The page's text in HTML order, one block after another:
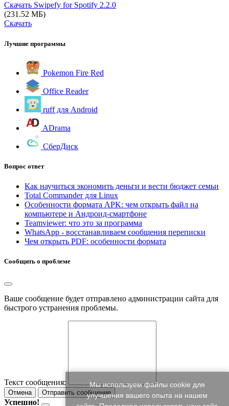
Скачать Swipefy for Spotify 2.2.0
(231.52 МБ)
Скачать
Лучшие программы
Pokemon Fire Red
Office Reader
ruff для Android
ADrama
СберДиск
Вопрос ответ
Как научиться экономить деньги и вести бюджет семьи
Total Commander для Linux
Особенности формата APK: чем открыть файл на
компьютере и Андроид-смартфоне
Teamviewer: что это за программа
WhatsApp - восстанавливаем сообщения переписки
Чем открыть PDF: особенности формата
Сообщить о проблеме
Ваше сообщение будет отправлено администрации сайта для
быстрого устранения проблемы.
Текст сообщения:
Отмена Отправить сообщение
Успешно!
Мы используем файлы cookie для
улучшения вашего опыта на нашем